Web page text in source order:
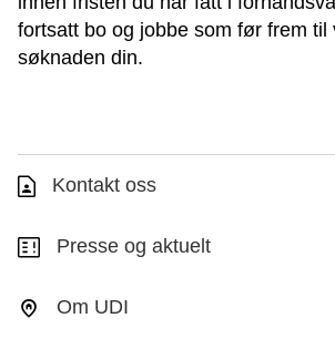
fortsatt bo og jobbe som før frem til
søknaden din.
Kontakt oss
Presse og aktuelt
Om UDI